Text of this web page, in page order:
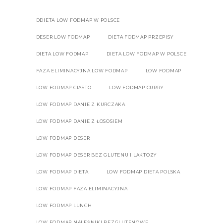
DDIETA LOW FODMAP W POLSCE
DESER LOW FODMAP DIETA FODMAP PRZEPISY
DIETA LOW FODMAP DIETA LOW FODMAP W POLSCE
FAZA ELIMINACYJNA LOW FODMAP LOW FODMAP
LOW FODMAP CIASTO LOW FODMAP CURRY
LOW FODMAP DANIE Z KURCZAKA
LOW FODMAP DANIE Z ŁOSOSIEM
LOW FODMAP DESER
LOW FODMAP DESER BEZ GLUTENU I LAKTOZY
LOW FODMAP DIETA LOW FODMAP DIETA POLSKA
LOW FODMAP FAZA ELIMINACYJNA
LOW FODMAP LUNCH